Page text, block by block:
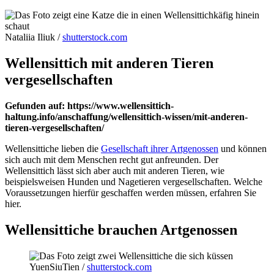
Nataliia Iliuk /shutterstock.com
Wellensittich mit anderen Tieren
vergesellschaften
Gefunden auf: https://www.wellensittich-
haltung.info/anschaffung/wellensittich-wissen/mit-anderen-
tieren-vergesellschaften/
Wellensittiche lieben die Gesellschaft ihrer Artgenossen und können
sich auch mit dem Menschen recht gut anfreunden. Der
Wellensittich lässt sich aber auch mit anderen Tieren, wie
beispielsweisen Hunden und Nagetieren vergesellschaften. Welche
Voraussetzungen hierfür geschaffen werden müssen, erfahren Sie
hier.
Wellensittiche brauchen Artgenossen
YuenSiuTien /shutterstock.com